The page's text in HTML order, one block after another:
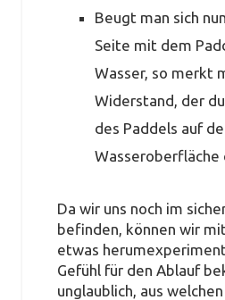
Beugt man sich
Seite mit dem
Wasser, so merkt
Widerstand, der
des Paddels auf
Da wir uns noch im
befinden, können wir
etwas
Gefühl für den Ablauf
unglaublich, aus